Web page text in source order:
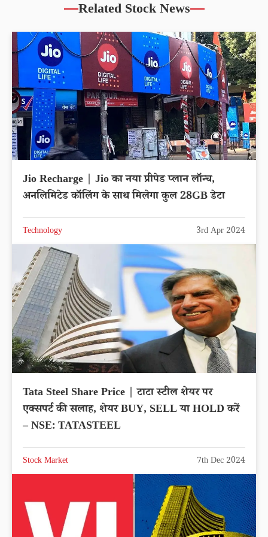
Related Stock News
Jio Recharge | Jio का नया प्रीपेड प्लान लॉन्च,
अनलिमिटेड कॉलिंग के साथ मिलेगा कुल 28GB डेटा
Technology 3rd Apr 2024
Tata Steel Share Price | टाटा स्टील शेयर पर
एक्सपर्ट की सलाह, शेयर BUY, SELL या HOLD करें
– NSE: TATASTEEL
Stock Market 7th Dec 2024